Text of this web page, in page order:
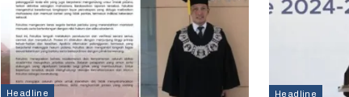
Headline Headline